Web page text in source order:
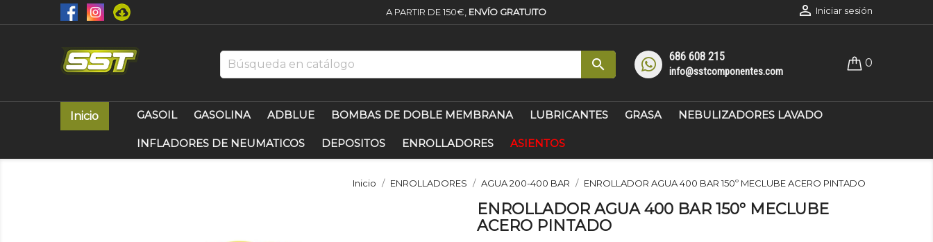
A PARTIR DE 150€, ENVÍO GRATUITO  Iniciar sesión
 686 608 215
info@sstcomponentes.com
0
Inicio GASOIL GASOLINA ADBLUE BOMBAS DE DOBLE MEMBRANA LUBRICANTES GRASA NEBULIZADORES LAVADO
INFLADORES DE NEUMATICOS DEPOSITOS ENROLLADORES ASIENTOS
Inicio ENROLLADORES AGUA 200-400 BAR ENROLLADOR AGUA 400 BAR 150º MECLUBE ACERO PINTADO
ENROLLADOR AGUA 400 BAR 150º MECLUBE
ACERO PINTADO